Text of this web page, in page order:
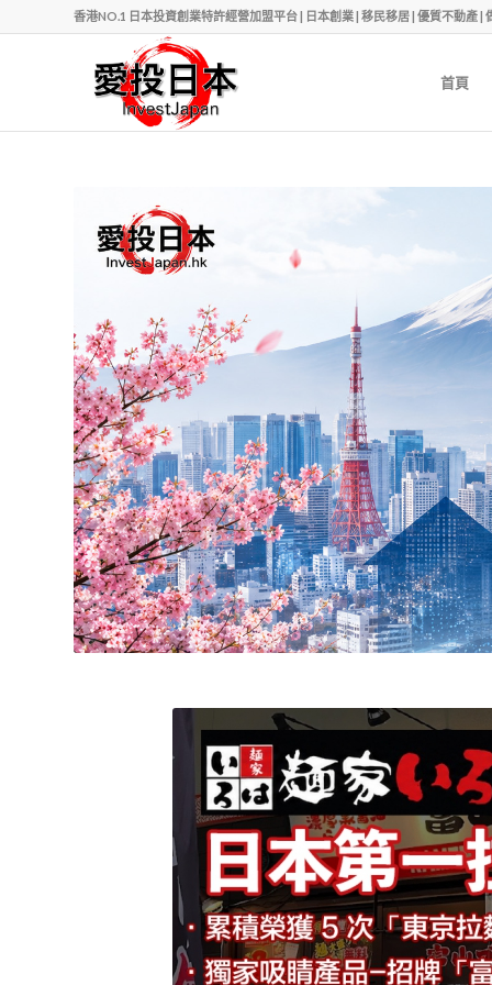
香港NO.1 日本投資創業特許經營加盟平台 | 日本創業 | 移民移居 | 優質不動產
首頁